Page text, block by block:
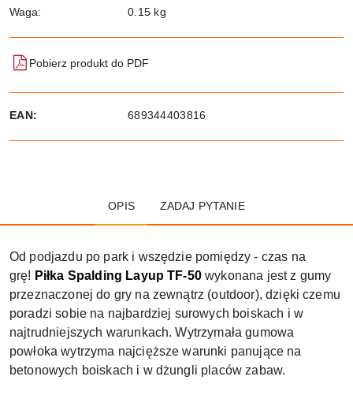
Waga: 0.15 kg
Pobierz produkt do PDF
EAN: 689344403816
OPIS ZADAJ PYTANIE
Od podjazdu po park i wszędzie pomiędzy - czas na
grę! Piłka Spalding Layup TF-50wykonana jest z gumy
przeznaczonej do gry na zewnątrz (outdoor), dzięki czemu
poradzi sobie na najbardziej surowych boiskach i w
najtrudniejszych warunkach. Wytrzymała gumowa
powłoka wytrzyma najcięższe warunki panujące na
betonowych boiskach i w dżungli placów zabaw.